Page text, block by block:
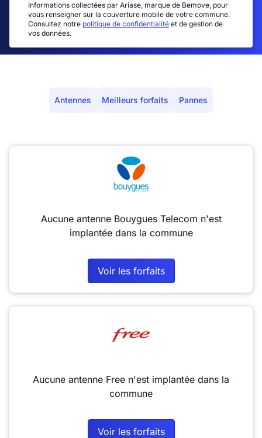
Informations collectées par Ariase, marque de Bemove, pour
vous renseigner sur la couverture mobile de votre commune.
Consultez notre politique de confidentialité et de gestion de
vos données.
Antennes Meilleurs forfaits Pannes
Aucune antenne Bouygues Telecom n'est
implantée dans la commune
Voir les forfaits
Aucune antenne Free n'est implantée dans la
commune
Voir les forfaits